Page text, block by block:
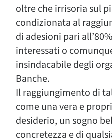
oltre che irrisoria sul
condizionata al
di adesioni pari
interessati o
insindacabile degli
Banche.
Il raggiungimento di
come una vera e
desiderio, un sogno
concretezza e di